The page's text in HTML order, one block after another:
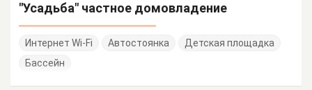
"Усадьба" частное домовладение
Интернет Wi-Fi Автостоянка
Детская площадка
Бассейн